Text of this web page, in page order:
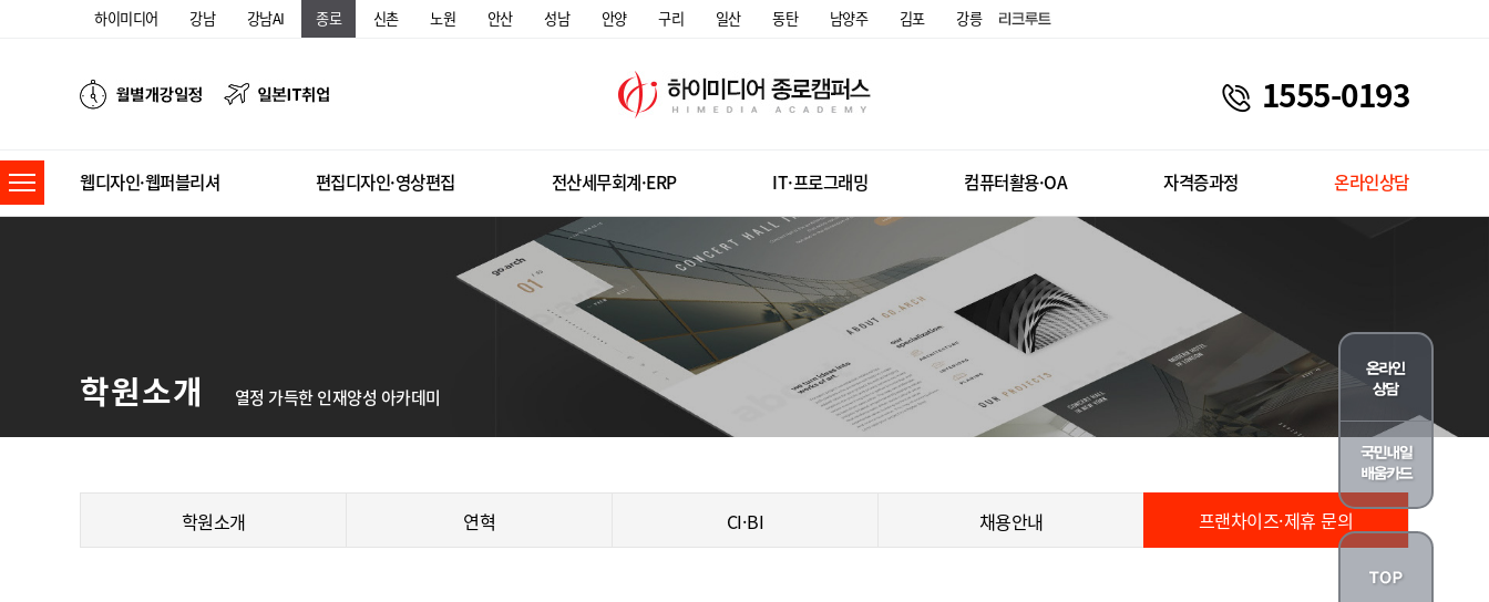
하이미디어 강남 강남AI 종로 신촌 노원 안산 성남 안양 구리 일산 동탄 남양주 김포 강릉
1555-0193
웹디자인·웹퍼블리셔 편집디자인·영상편집 전산세무회계·ERP IT·프로그래밍 컴퓨터활용·OA 자격증과정 온라인상담
학원소개 열정 가득한 인재양성 아카데미
학원소개 연혁 CI·BI 채용안내 프랜차이즈·제휴 문의